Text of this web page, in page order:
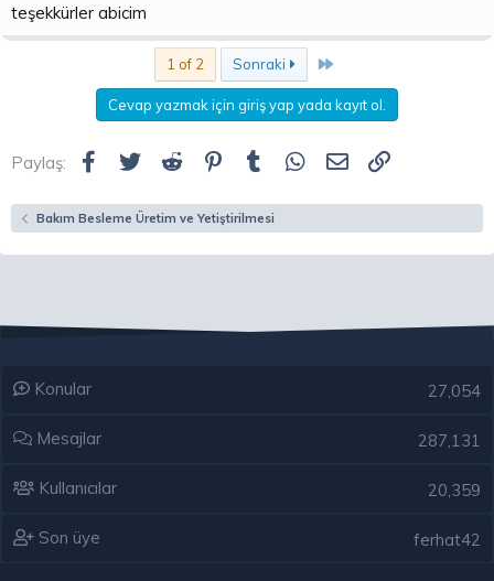
teşekkürler abicim
1 of 2 Sonraki Son
Cevap yazmak için giriş yap yada kayıt ol.
Paylaş: Facebook
TwitterReddit Pinterest
Tumblr WhatsApp
E-postaLink
Bakım Besleme Üretim ve Yetiştirilmesi
Konular 27,054
Mesajlar 287,131
Kullanıcılar 20,359
Son üye ferhat42